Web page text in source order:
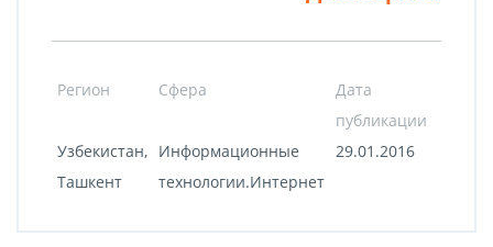
Регион Сфера
Дата
публикации
Узбекистан,
Ташкент
Информационные
технологии.Интернет
29.01.2016